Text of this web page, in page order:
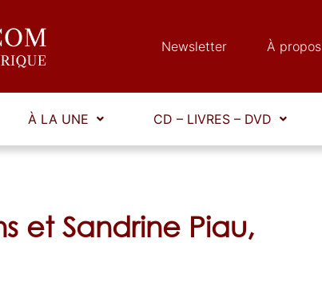
Newsletter À propos
À LA UNE CD – LIVRES – DVD
et Sandrine Piau,